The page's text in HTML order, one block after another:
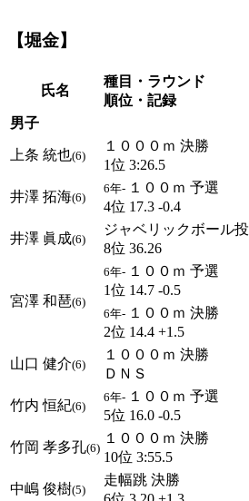
【堀金】
氏名
種目・ラウンド
順位・記録
男子
上条 統也(6)
１０００ｍ 決勝
1位 3:26.5
井澤 拓海(6)
6年- １００ｍ 予選
4位 17.3 -0.4
井澤 眞成(6)
ジャベリックボール投
8位 36.26
宮澤 和琶(6)
6年- １００ｍ 予選
1位 14.7 -0.5
6年- １００ｍ 決勝
2位 14.4 +1.5
山口 健介(6)
１０００ｍ 決勝
ＤＮＳ
竹内 恒紀(6)
6年- １００ｍ 予選
5位 16.0 -0.5
竹岡 孝多孔(6)
１０００ｍ 決勝
10位 3:55.5
中嶋 俊樹(5)
走幅跳 決勝